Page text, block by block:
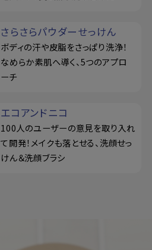
さらさらパウダーせっけん
ボディの汗や皮脂をさっぱり洗浄！
なめらか素肌へ導く、5つのアプロ
ーチ
エコアンドニコ
100人のユーザーの意見を取り入れ
て開発！メイクも落とせる、洗顔せっ
けん＆洗顔ブラシ